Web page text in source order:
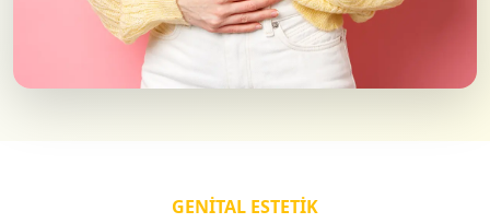
GENITAL ESTETIK